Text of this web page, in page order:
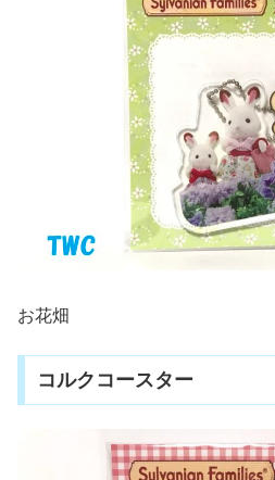
お花畑
コルクコースター